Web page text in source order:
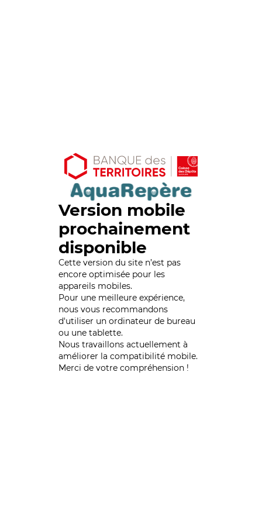
Version mobile
prochainement
disponible
Cette version du site n’est pas
encore optimisée pour les
appareils mobiles.
Pour une meilleure expérience,
nous vous recommandons
d'utiliser un ordinateur de bureau
ou une tablette.
Nous travaillons actuellement à
améliorer la compatibilité mobile.
Merci de votre compréhension !